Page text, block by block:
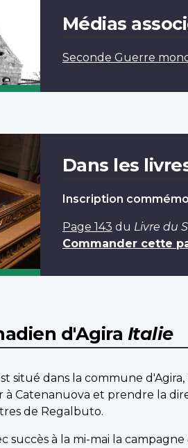
Médias
Seconde Guerre
Dans les
Inscription
Page 143 du Livre du
Commander cette
d'Agira Italie
situé dans la commune
à Catenanuova et prendre la
de Regalbuto.
succès à la mi-mai la